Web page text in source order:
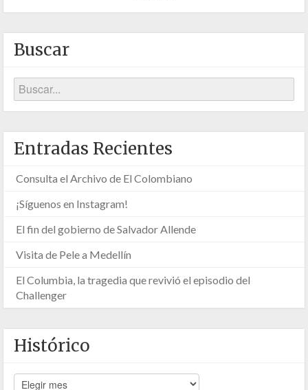
Buscar
Entradas Recientes
Consulta el Archivo de El Colombiano
¡Síguenos en Instagram!
El fin del gobierno de Salvador Allende
Visita de Pele a Medellín
El Columbia, la tragedia que revivió el episodio del
Challenger
Histórico